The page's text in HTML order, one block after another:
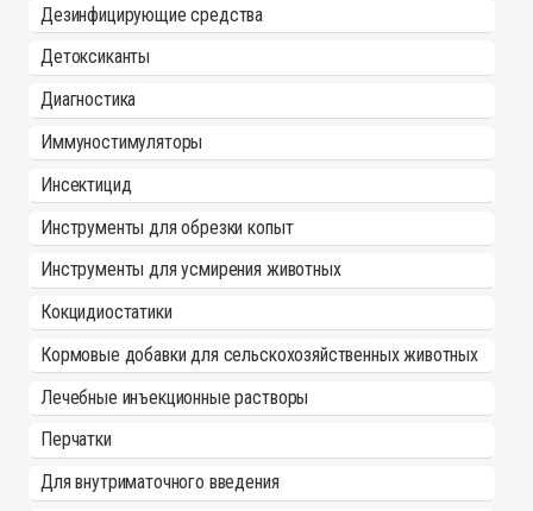
Дезинфицирующие средства
Детоксиканты
Диагностика
Иммуностимуляторы
Инсектицид
Инструменты для обрезки копыт
Инструменты для усмирения животных
Кокцидиостатики
Кормовые добавки для сельскохозяйственных животных
Лечебные инъекционные растворы
Перчатки
Для внутриматочного введения